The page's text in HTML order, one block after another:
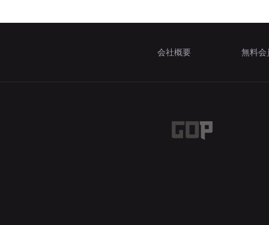
会社概要 無料会